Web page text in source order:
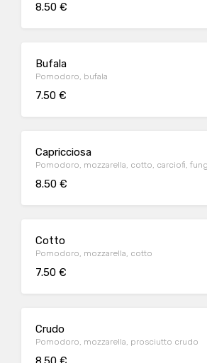
8.50 €
Bufala
Pomodoro, bufala
7.50 €
Capricciosa
Pomodoro, mozzarella, cotto, carciofi,
8.50 €
Cotto
Pomodoro, mozzarella, cotto
7.50 €
Crudo
Pomodoro, mozzarella, prosciutto crudo